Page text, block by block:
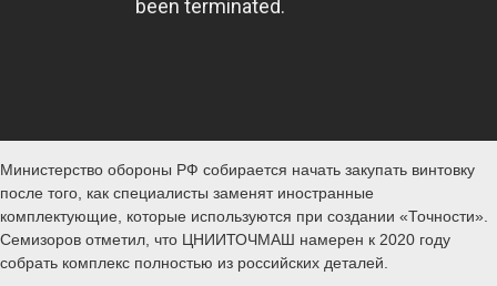
Министерство обороны РФ собирается начать закупать винтовку
после того, как специалисты заменят иностранные
комплектующие, которые используются при создании «Точности».
Семизоров отметил, что ЦНИИТОЧМАШ намерен к 2020 году
собрать комплекс полностью из российских деталей.